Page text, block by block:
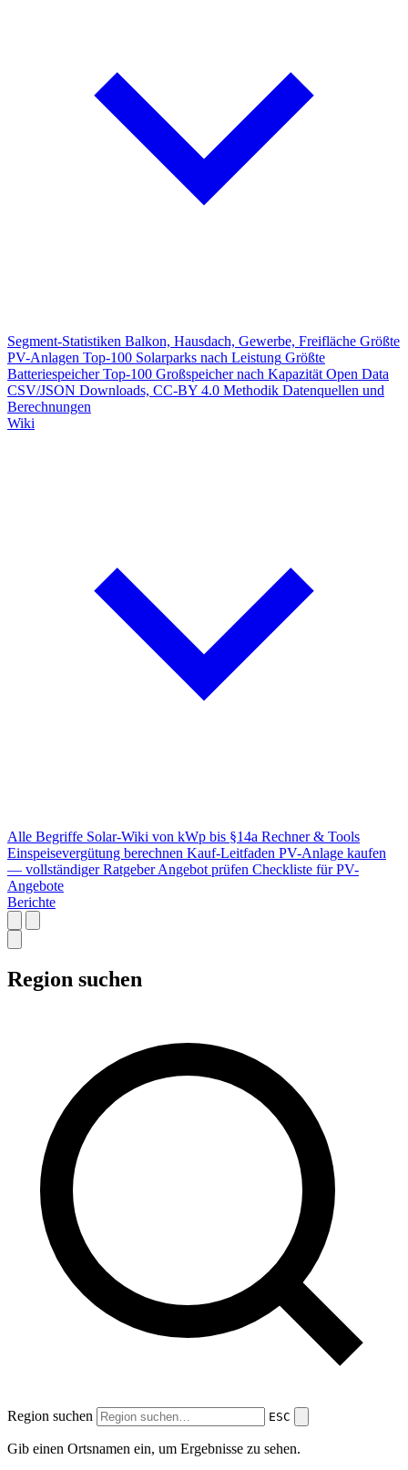
Segment-Statistiken Balkon, Hausdach, Gewerbe, Freifläche Größte
PV-Anlagen Top-100 Solarparks nach Leistung Größte
Batteriespeicher Top-100 Großspeicher nach Kapazität Open Data
CSV/JSON Downloads, CC-BY 4.0 Methodik Datenquellen und
Berechnungen
Wiki
Alle Begriffe Solar-Wiki von kWp bis §14a Rechner & Tools
Einspeisevergütung berechnen Kauf-Leitfaden PV-Anlage kaufen
— vollständiger Ratgeber Angebot prüfen Checkliste für PV-
Angebote
Berichte
Region suchen
Region suchen ESC
Gib einen Ortsnamen ein, um Ergebnisse zu sehen.